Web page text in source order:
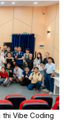
thi Vibe Coding